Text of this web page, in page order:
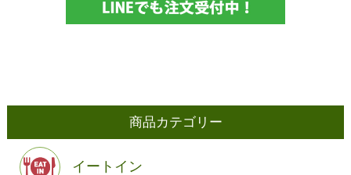
商品カテゴリー
イートイン